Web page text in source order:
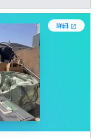
詳細